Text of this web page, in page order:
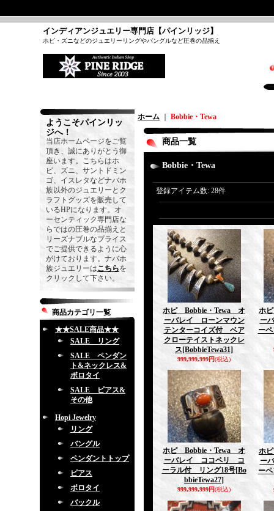
インディアンジュエリー専門店【パインリッジ】
ホピ・ズニなどのジュエリーリングやバングルなど圧巻の品揃え
ようこそパインリッ
ジへ！
当店ホームページをご覧
頂き、誠にありがとう御
座います。こちらはホ
ピ、ズニ、サントドミン
ゴ、イスレタなどナバホ
族以外のジュエリーとク
ラフトグッズを販売して
いるHPになります。オ
ーセンティック専門店な
らではの圧巻の品揃えと
リーズナブルなプライス
でご提供できるように心
がけております。ナバホ
族ジュエリーはこちらを
クリックして下さい。
商品カテゴリ一覧
★★SALE商品★★
SALE リング
SALE ペンダン
ト&ネックレス&
ボロタイ
SALE ピアス&
その他
Hopi Jewelry
リング
バングル
ペンダントトップ
ピアス
ボロタイ
バックル
ホーム Bobbie・Tewa
商品一覧
Bobbie・Tewa
登録アイテム数: 28件
ホピ Bobbie・Tewa オ
ーバレイ ローンマウン
テンターコイズ付 ベア
クローテイストネックレ
ス [BobbieTewa31]
999,999,999円(税込)
ホ
ー
ー
ホピ Bobbie・Tewa オ
ーバレイ ココペリ コ
ーラル付 リング18号[Bo
bbieTewa27]
999,999,999円(税込)
ホ
ー
ー